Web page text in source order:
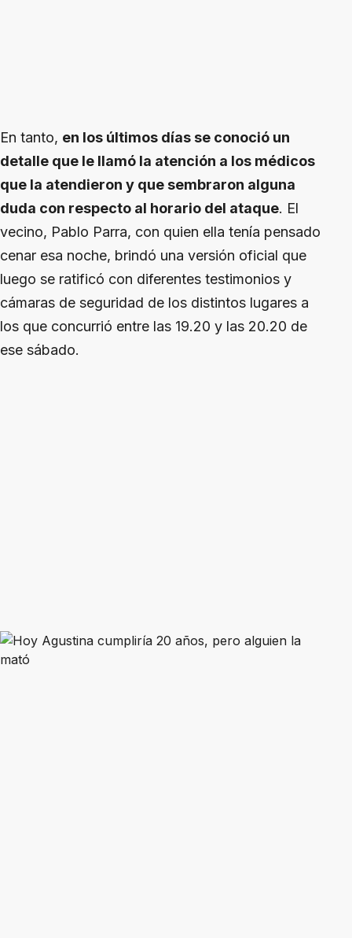
En tanto, en los últimos días se conoció un
detalle que le llamó la atención a los médicos
que la atendieron y que sembraron alguna
duda con respecto al horario del ataque. El
vecino, Pablo Parra, con quien ella tenía pensado
cenar esa noche, brindó una versión oficial que
luego se ratificó con diferentes testimonios y
cámaras de seguridad de los distintos lugares a
los que concurrió entre las 19.20 y las 20.20 de
ese sábado.